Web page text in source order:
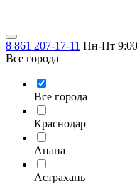
8 861 207-17-11 Пн-Пт
Все города
Все города
Краснодар
Анапа
Астрахань